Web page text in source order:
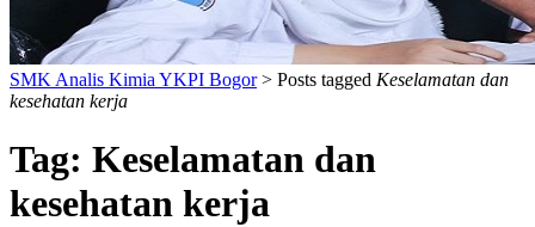
SMK Analis Kimia YKPI Bogor> Posts tagged Keselamatan dan
kesehatan kerja
Tag: Keselamatan dan
kesehatan kerja